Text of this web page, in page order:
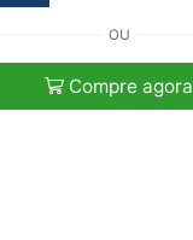
OU
Compre agora